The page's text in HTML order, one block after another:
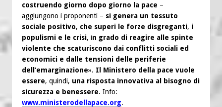
costruendo giorno dopo giorno la pace –
aggiungono i proponenti – si genera un tessuto
sociale positivo, che superi le forze disgreganti, i
populismi e le crisi, in grado di reagire alle spinte
violente che scaturiscono dai conflitti sociali ed
economici e dalle tensioni delle periferie
dell’emarginazione». Il Ministero della pace vuole
essere, quindi, una risposta innovativa al bisogno di
sicurezza e benessere. Info:
www.ministerodellapace.org.